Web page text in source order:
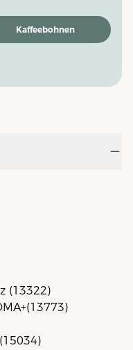
Kaffeebohnen
(13322)